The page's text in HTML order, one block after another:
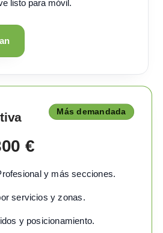
listo para móvil.
Más demandada
€
y más secciones.
servicios y zonas.
y posicionamiento.